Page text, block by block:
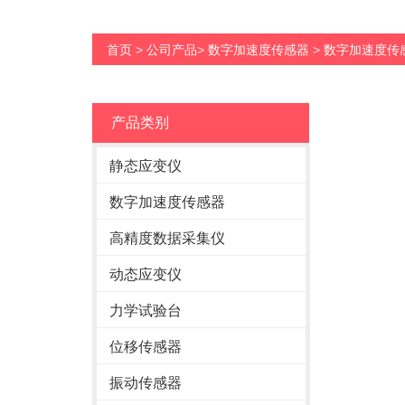
首页 > 公司产品> 数字加速度传感器 > 数字加速度传
产品类别
静态应变仪
数字加速度传感器
高精度数据采集仪
动态应变仪
力学试验台
位移传感器
振动传感器